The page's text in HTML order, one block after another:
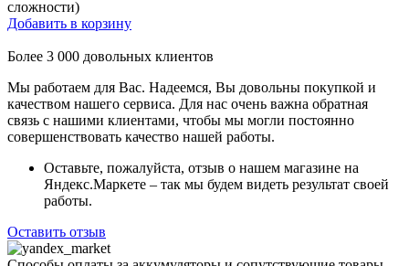
сложности)
Добавить в корзину
Более 3 000 довольных клиентов
Мы работаем для Вас. Надеемся, Вы довольны покупкой и
качеством нашего сервиса. Для нас очень важна обратная
связь с нашими клиентами, чтобы мы могли постоянно
совершенствовать качество нашей работы.
Оставьте, пожалуйста, отзыв о нашем магазине на
Яндекс.Маркете – так мы будем видеть результат своей
работы.
Оставить отзыв